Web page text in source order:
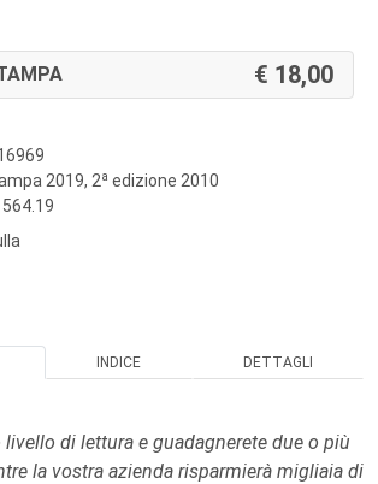
18,00
2019, 2a edizione 2010
564.19
INDICE DETTAGLI
di lettura e guadagnerete due o più
la vostra azienda risparmierà migliaia di